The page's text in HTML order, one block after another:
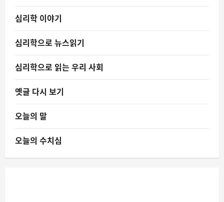
심리학 이야기
심리학으로 뉴스읽기
심리학으로 읽는 우리 사회
옛글 다시 보기
오늘의 말
오늘의 수치심